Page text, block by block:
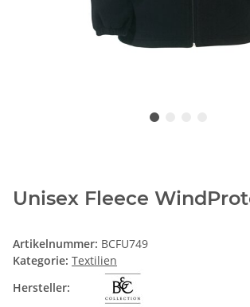
Unisex Fleece
Artikelnummer: BCFU749
Kategorie: Textilien
Hersteller: